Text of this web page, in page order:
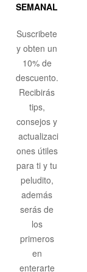
SEMANAL
Suscribete
y obten un
10% de
descuento.
Recibirás
tips,
consejos y
actualizaci
ones útiles
para ti y tu
peludito,
además
serás de
los
primeros
en
enterarte